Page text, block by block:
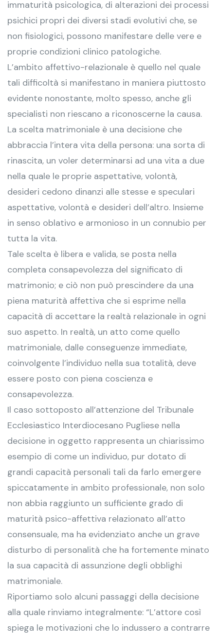
immaturità psicologica, di alterazioni dei processi
psichici propri dei diversi stadi evolutivi che, se
non fisiologici, possono manifestare delle vere e
proprie condizioni clinico patologiche.
L’ambito affettivo-relazionale è quello nel quale
tali difficoltà si manifestano in maniera piuttosto
evidente nonostante, molto spesso, anche gli
specialisti non riescano a riconoscerne la causa.
La scelta matrimoniale è una decisione che
abbraccia l’intera vita della persona: una sorta di
rinascita, un voler determinarsi ad una vita a due
nella quale le proprie aspettative, volontà,
desideri cedono dinanzi alle stesse e speculari
aspettative, volontà e desideri dell’altro. Insieme
in senso oblativo e armonioso in un connubio per
tutta la vita.
Tale scelta è libera e valida, se posta nella
completa consapevolezza del significato di
matrimonio; e ciò non può prescindere da una
piena maturità affettiva che si esprime nella
capacità di accettare la realtà relazionale in ogni
suo aspetto. In realtà, un atto come quello
matrimoniale, dalle conseguenze immediate,
coinvolgente l’individuo nella sua totalità, deve
essere posto con piena coscienza e
consapevolezza.
Il caso sottoposto all’attenzione del Tribunale
Ecclesiastico Interdiocesano Pugliese nella
decisione in oggetto rappresenta un chiarissimo
esempio di come un individuo, pur dotato di
grandi capacità personali tali da farlo emergere
spiccatamente in ambito professionale, non solo
non abbia raggiunto un sufficiente grado di
maturità psico-affettiva relazionato all’atto
consensuale, ma ha evidenziato anche un grave
disturbo di personalità che ha fortemente minato
la sua capacità di assunzione degli obblighi
matrimoniale.
Riportiamo solo alcuni passaggi della decisione
alla quale rinviamo integralmente: “L’attore così
spiega le motivazioni che lo indussero a contrarre